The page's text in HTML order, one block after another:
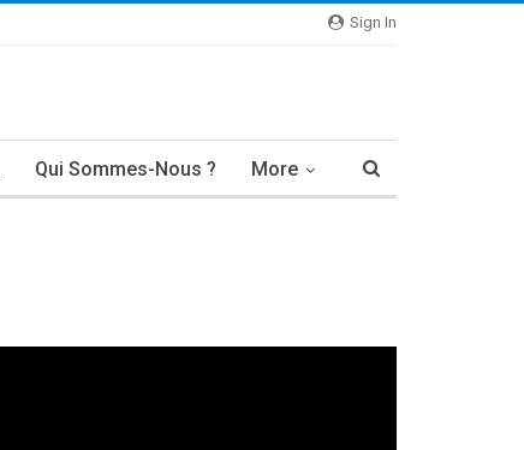
Sign In
Qui Sommes-Nous ? More